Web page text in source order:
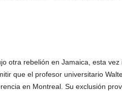
otra rebelión en Jamaica, esta
que el profesor universitario
en Montreal. Su exclusión